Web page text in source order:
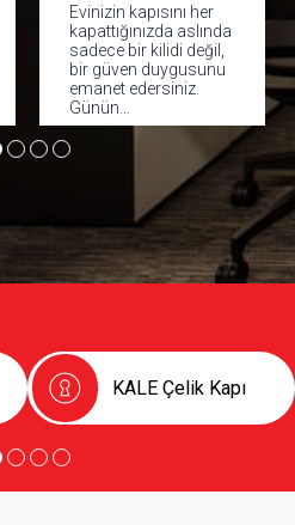
Evimizin ya da iş
yerimizin güvenliği
kapıda başlar. Doğru
çelik kapı; hırsızlığa
karşı caydırıcılık,
sessiz ve…
KALE Çelik Kapı